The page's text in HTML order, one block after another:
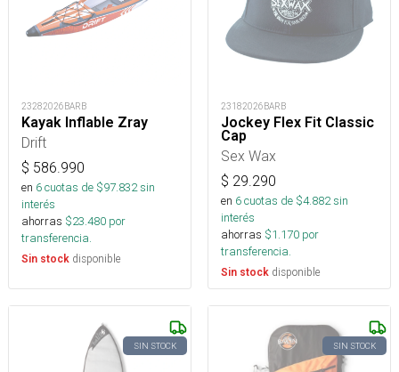
23282026BARB
Kayak Inflable Zray
Drift
$ 586.990
en 6cuotas de $97.832sin
interés
ahorras $23.480 por
transferencia.
Sin stock disponible
23182026BARB
Jockey Flex Fit Classic
Cap
Sex Wax
$ 29.290
en 6cuotas de $4.882sin
interés
ahorras $1.170 por
transferencia.
Sin stock disponible
SIN STOCK SIN STOCK